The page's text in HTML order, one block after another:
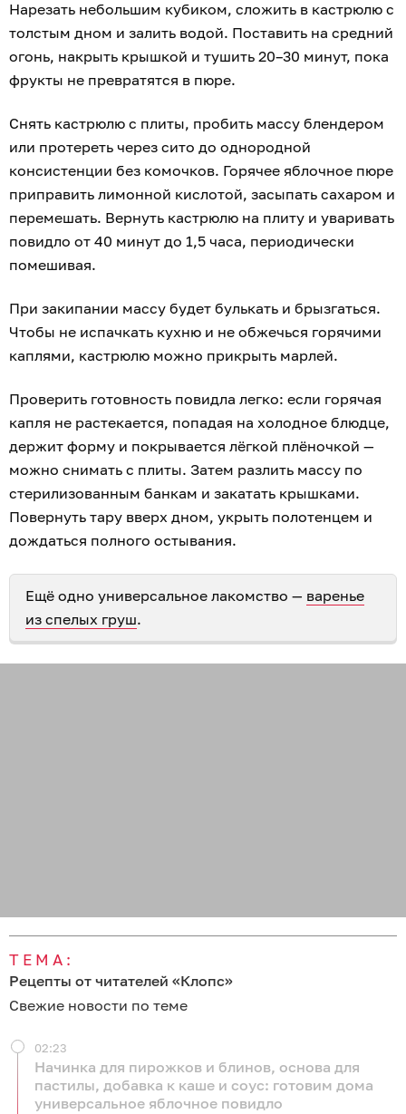
Нарезать небольшим кубиком, сложить в кастрюлю с
толстым дном и залить водой. Поставить на средний
огонь, накрыть крышкой и тушить 20–30 минут, пока
фрукты не превратятся в пюре.
Снять кастрюлю с плиты, пробить массу блендером
или протереть через сито до однородной
консистенции без комочков. Горячее яблочное пюре
приправить лимонной кислотой, засыпать сахаром и
перемешать. Вернуть кастрюлю на плиту и уваривать
повидло от 40 минут до 1,5 часа, периодически
помешивая.
При закипании массу будет булькать и брызгаться.
Чтобы не испачкать кухню и не обжечься горячими
каплями, кастрюлю можно прикрыть марлей.
Проверить готовность повидла легко: если горячая
капля не растекается, попадая на холодное блюдце,
держит форму и покрывается лёгкой плёночкой —
можно снимать с плиты. Затем разлить массу по
стерилизованным банкам и закатать крышками.
Повернуть тару вверх дном, укрыть полотенцем и
дождаться полного остывания.
Ещё одно универсальное лакомство — варенье
из спелых груш.
ТЕМА:
Рецепты от читателей «Клопс»
Свежие новости по теме
Начинка для пирожков и блинов, основа для
пастилы, добавка к каше и соус: готовим дома
универсальное яблочное повидло
02:23